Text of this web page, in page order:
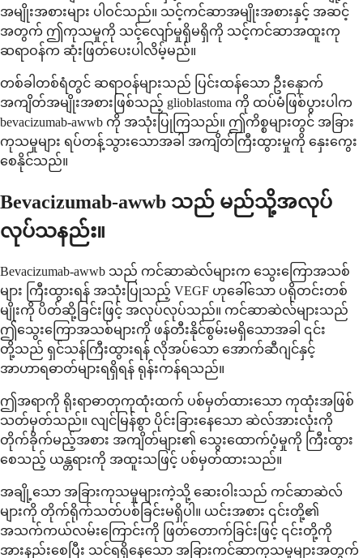
အမျိုးအစားများ ပါဝင်သည်။ သင့်ကင်ဆာအမျိုးအစားနှင့် အဆင့်
အတွက် ဤကုသမှုကို သင့်လျော်မှုရှိမရှိကို သင့်ကင်ဆာအထူးကု
ဆရာဝန်က ဆုံးဖြတ်ပေးပါလိမ့်မည်။
တစ်ခါတစ်ရံတွင် ဆရာဝန်များသည် ပြင်းထန်သော ဦးနှောက်
အကျိတ်အမျိုးအစားဖြစ်သည့် glioblastoma ကို ထပ်မံဖြစ်ပွားပါက
bevacizumab-awwb ကို အသုံးပြုကြသည်။ ဤကိစ္စများတွင် အခြား
ကုသမှုများ ရပ်တန့်သွားသောအခါ အကျိတ်ကြီးထွားမှုကို နှေးကွေး
စေနိုင်သည်။
Bevacizumab-awwb သည် မည်သို့အလုပ်
လုပ်သနည်း။
Bevacizumab-awwb သည် ကင်ဆာဆဲလ်များက သွေးကြောအသစ်
များ ကြီးထွားရန် အသုံးပြုသည့် VEGF ဟုခေါ်သော ပရိုတင်းတစ်
မျိုးကို ပိတ်ဆို့ခြင်းဖြင့် အလုပ်လုပ်သည်။ ကင်ဆာဆဲလ်များသည်
ဤသွေးကြောအသစ်များကို ဖန်တီးနိုင်စွမ်းမရှိသောအခါ ၎င်း
တို့သည် ရှင်သန်ကြီးထွားရန် လိုအပ်သော အောက်ဆီဂျင်နှင့်
အာဟာရဓာတ်များရရှိရန် ရုန်းကန်ရသည်။
ဤအရာကို ရိုးရာဓာတုကုထုံးထက် ပစ်မှတ်ထားသော ကုထုံးအဖြစ်
သတ်မှတ်သည်။ လျင်မြန်စွာ ပိုင်းခြားနေသော ဆဲလ်အားလုံးကို
တိုက်ခိုက်မည့်အစား အကျိတ်များ၏ သွေးထောက်ပံ့မှုကို ကြီးထွား
စေသည့် ယန္တရားကို အထူးသဖြင့် ပစ်မှတ်ထားသည်။
အချို့သော အခြားကုသမှုများကဲ့သို့ ဆေးဝါးသည် ကင်ဆာဆဲလ်
များကို တိုက်ရိုက်သတ်ပစ်ခြင်းမရှိပါ။ ယင်းအစား ၎င်းတို့၏
အသက်ကယ်လမ်းကြောင်းကို ဖြတ်တောက်ခြင်းဖြင့် ၎င်းတို့ကို
အားနည်းစေပြီး သင်ရရှိနေသော အခြားကင်ဆာကုသမှုများအတွက်